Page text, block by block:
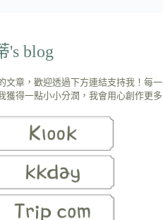
's blog
文章，歡迎透過下方連結支持我！每一
獲得一點小小分潤，我會用心創作更多